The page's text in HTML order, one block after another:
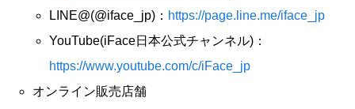
LINE@(@iface_jp)： https://page.line.me/iface_jp
YouTube(iFace日本公式チャンネル)：
https://www.youtube.com/c/iFace_jp
オンライン販売店舗